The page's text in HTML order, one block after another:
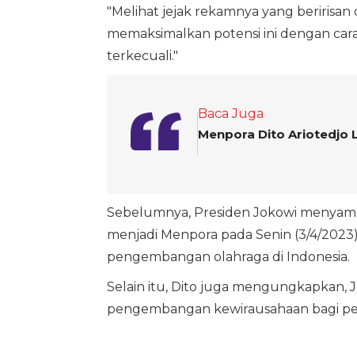
"Melihat jejak rekamnya yang
memaksimalkan potensi ini dengan
terkecuali."
Baca Juga
Menpora Dito Ariotedjo
Sebelumnya, Presiden Jokowi
menjadi Menpora pada Senin (3/4/
pengembangan olahraga di Indonesia.
Selain itu, Dito juga mengungkapkan,
pengembangan kewirausahaan bagi